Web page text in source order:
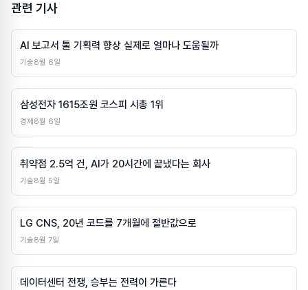
관련 기사
AI 보고서 툴 기획력 향상 실제로 얼마나 도움될까
기술8월 6일
삼성전자 1615조원 코스피 시총 1위
경제 8월 6일
취약점 2.5억 건, AI가 20시간에 끝냈다는 회사
기술8월 5일
LG CNS, 20년 코드를 7개월에 절반값으로
기술8월 7일
데이터센터 전쟁, 승부는 전력이 가른다